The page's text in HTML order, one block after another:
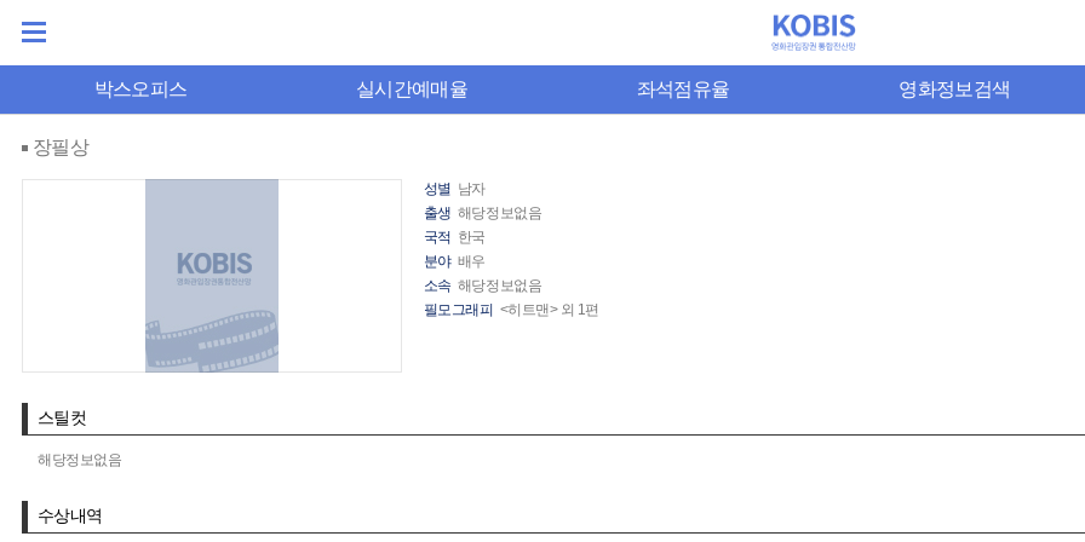
박스오피스 실시간예매율 좌석점유율 영화정보검색
장필상
성별 남자
출생 해당정보없음
국적 한국
분야 배우
소속 해당정보없음
필모그래피 <히트맨> 외 1편
스틸컷
해당정보없음
수상내역